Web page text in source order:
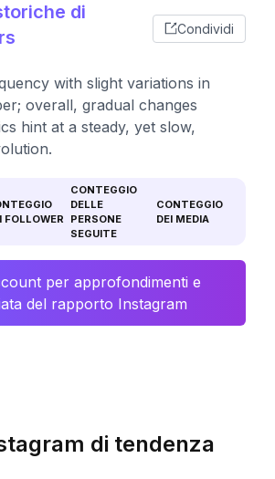
di
Condividi
with slight variations in
overall, gradual changes
hint at a steady, yet slow,
FOLLOWER
CONTEGGIO
DELLE
PERSONE
SEGUITE
CONTEGGIO
DEI MEDIA
per approfondimenti e
del rapporto Instagram
di tendenza